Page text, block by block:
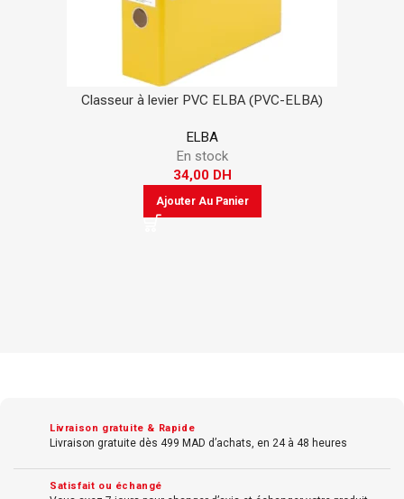
Classeur à levier PVC ELBA (PVC-ELBA)
ELBA
En stock
34,00 DH
Ajouter Au Panier
Livraison gratuite & Rapide
Livraison gratuite dès 499 MAD d’achats, en 24 à 48 heures
Satisfait ou échangé